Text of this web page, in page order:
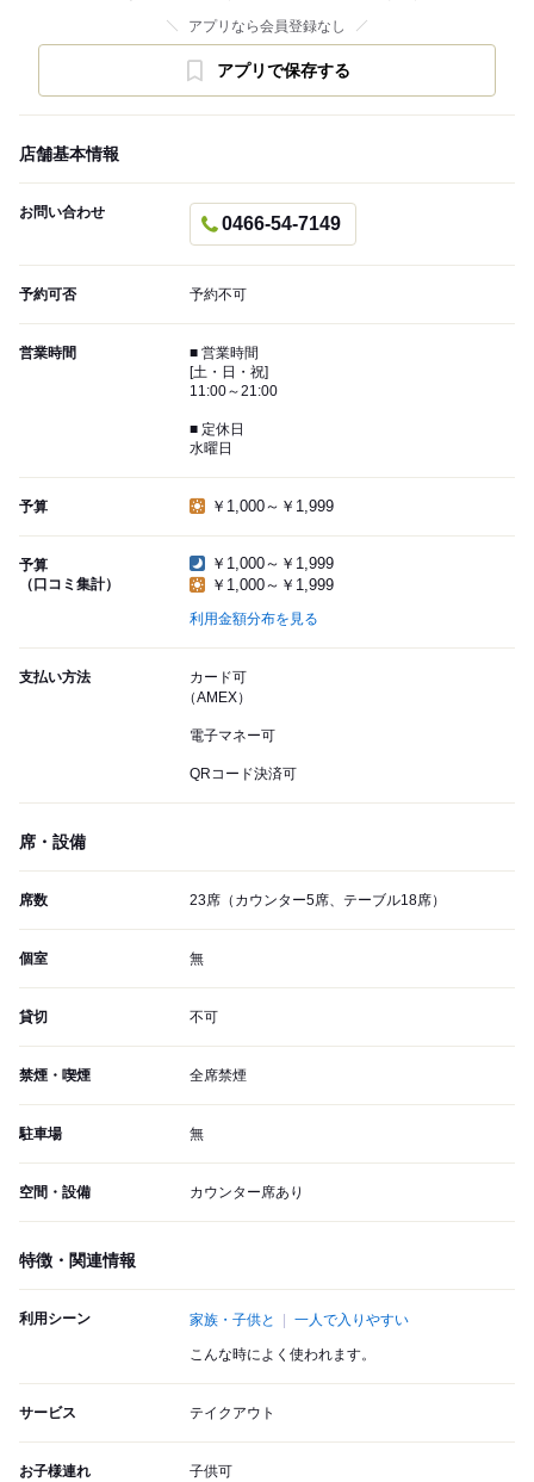
アプリなら会員登録なし
アプリで保存する
店舗基本情報
お問い合わせ
0466-54-7149
予約可否 予約不可
営業時間
■ 営業時間
[土・日・祝]
11:00～21:00
■ 定休日
水曜日
予算 ￥1,000～￥1,999
予算
（口コミ集計）
￥1,000～￥1,999
￥1,000～￥1,999
利用金額分布を見る
支払い方法
カード可
（AMEX）
電子マネー可
QRコード決済可
席・設備
席数 23席（カウンター5席、テーブル18席）
個室 無
貸切 不可
禁煙・喫煙 全席禁煙
駐車場 無
空間・設備 カウンター席あり
特徴・関連情報
利用シーン 家族・子供と 一人で入りやすい
こんな時によく使われます。
サービス テイクアウト
お子様連れ 子供可